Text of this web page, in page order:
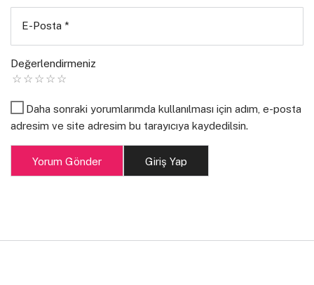
E-Posta *
Değerlendirmeniz
Daha sonraki yorumlarımda kullanılması için adım, e-posta
adresim ve site adresim bu tarayıcıya kaydedilsin.
Yorum Gönder Giriş Yap